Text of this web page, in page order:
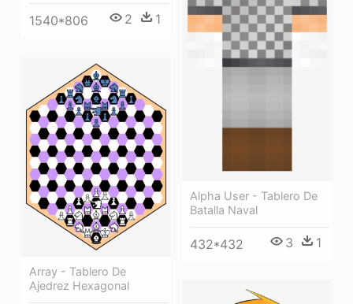
1540*806 2 1
Alpha User - Tablero De
Batalla Naval
432*432 3 1
Array - Tablero De
Ajedrez Hexagonal